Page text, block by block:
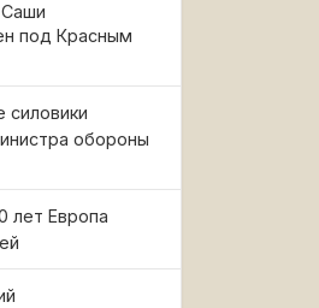
Саши
под Красным
силовики
обороны
лет Европа